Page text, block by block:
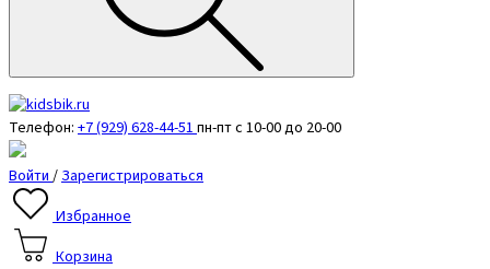
Телефон: +7 (929) 628-44-51пн-пт с 10-00 до 20-00
Войти/Зарегистрироваться
Избранное
Корзина